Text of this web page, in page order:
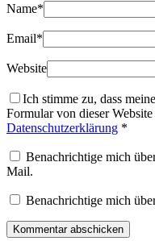
Name*
Email*
Website
Ich stimme zu, dass
Formular von dieser
Datenschutzerklärung *
Benachrichtige mich
Mail.
Benachrichtige mich